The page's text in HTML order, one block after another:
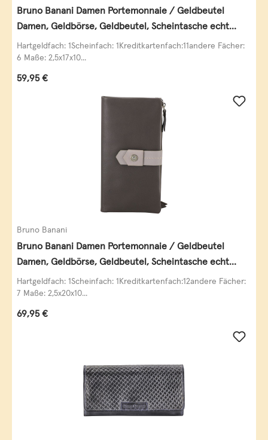
Bruno Banani Damen Portemonnaie / Geldbeutel
Damen, Geldbörse, Geldbeutel, Scheintasche echt
Leder
Hartgeldfach: 1Scheinfach: 1Kreditkartenfach:11andere Fächer:
6 Maße: 2,5x17x10...
Regulärer Preis:
59,95 €
Bruno Banani
Bruno Banani Damen Portemonnaie / Geldbeutel
Damen, Geldbörse, Geldbeutel, Scheintasche echt
Leder
Hartgeldfach: 1Scheinfach: 1Kreditkartenfach:12andere Fächer:
7 Maße: 2,5x20x10...
Regulärer Preis:
69,95 €